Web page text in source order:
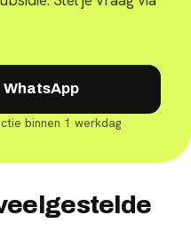
binnen 1 werkdag